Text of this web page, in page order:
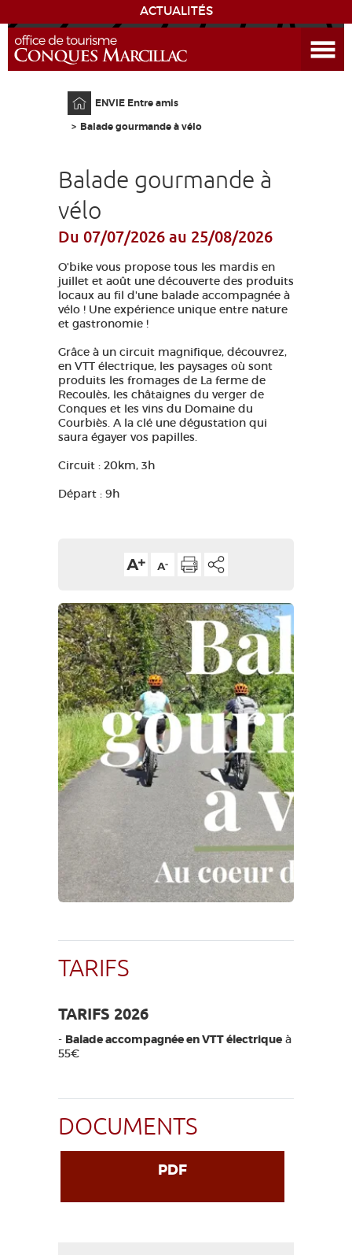
ACTUALITÉS
ENVIEDE...
DÉCOUVRIR LA DESTINATION
SÉJOURNER
AGENDA
EDUCATIF GR 65 GROUPES PRESSE
MA SÉLECTION
ENVIE Entre amis
Balade gourmande à vélo
Balade gourmande à
vélo
Du 07/07/2026au 25/08/2026
O'bike vous propose tous les mardis en
juillet et août une découverte des produits
locaux au fil d'une balade accompagnée à
vélo ! Une expérience unique entre nature
et gastronomie !
Grâce à un circuit magnifique, découvrez,
en VTT électrique, les paysages où sont
produits les fromages de La ferme de
Recoulès, les châtaignes du verger de
Conques et les vins du Domaine du
Courbiès. A la clé une dégustation qui
saura égayer vos papilles.
Circuit : 20km, 3h
Départ : 9h
TARIFS
TARIFS 2026
- Balade accompagnée en VTT électrique à
55€
DOCUMENTS
PDF